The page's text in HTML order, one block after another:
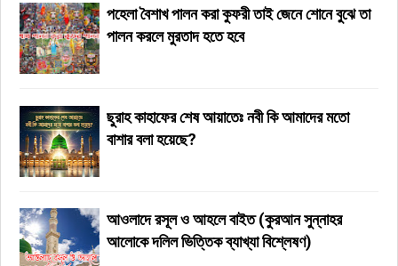
পহেলা বৈশাখ পালন করা কুফরী তাই জেনে শোনে বুঝে তা
পালন করলে মুরতাদ হতে হবে
ছুরাহ কাহাফের শেষ আয়াতেঃ নবী কি আমাদের মতো
বাশার বলা হয়েছে?
আওলাদে রসূল ও আহলে বাইত (কুরআন সুন্নাহর
আলোকে দলিল ভিত্তিক ব্যাখ্যা বিশ্লেষণ)